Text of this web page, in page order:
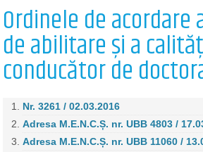
Ordinele de
de abilitare şi a
conducător de
Nr. 3261 / 02.03.2016
Adresa M.E.N.C.Ș. nr. UBB 4803 /
Adresa M.E.N.C.Ș. nr. UBB 11060 /